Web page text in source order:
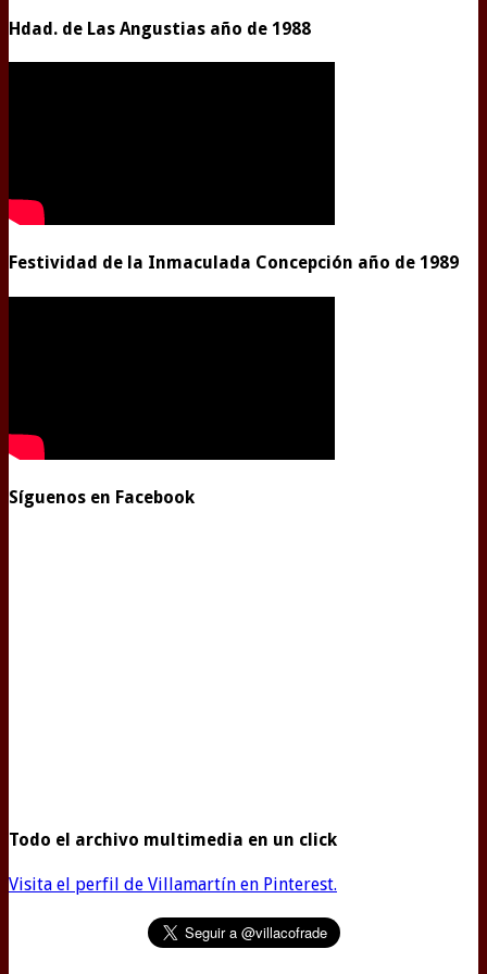
Hdad. de Las Angustias año de 1988
Festividad de la Inmaculada Concepción año de 1989
Síguenos en Facebook
Todo el archivo multimedia en un click
Visita el perfil de Villamartín en Pinterest.